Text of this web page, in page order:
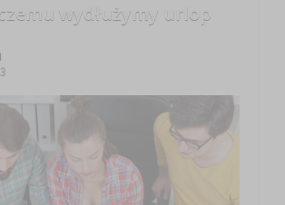
wydłużymy urlop